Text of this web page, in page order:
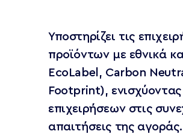
Υποστηρίζει τις
προϊόντων με εθνικά
EcoLabel, Carbon
Footprint),
επιχειρήσεων στις
απαιτήσεις της αγοράς.